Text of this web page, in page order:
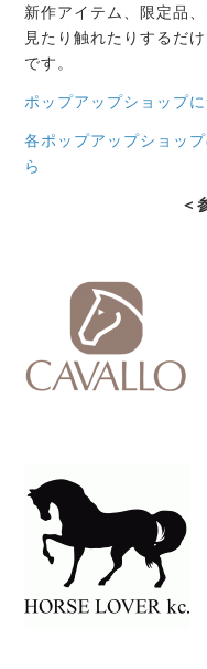
新作アイテム、限定品
見たり触れたりするだ
です。
ポップアップショップ
各ポップアップショッ
ら
＜